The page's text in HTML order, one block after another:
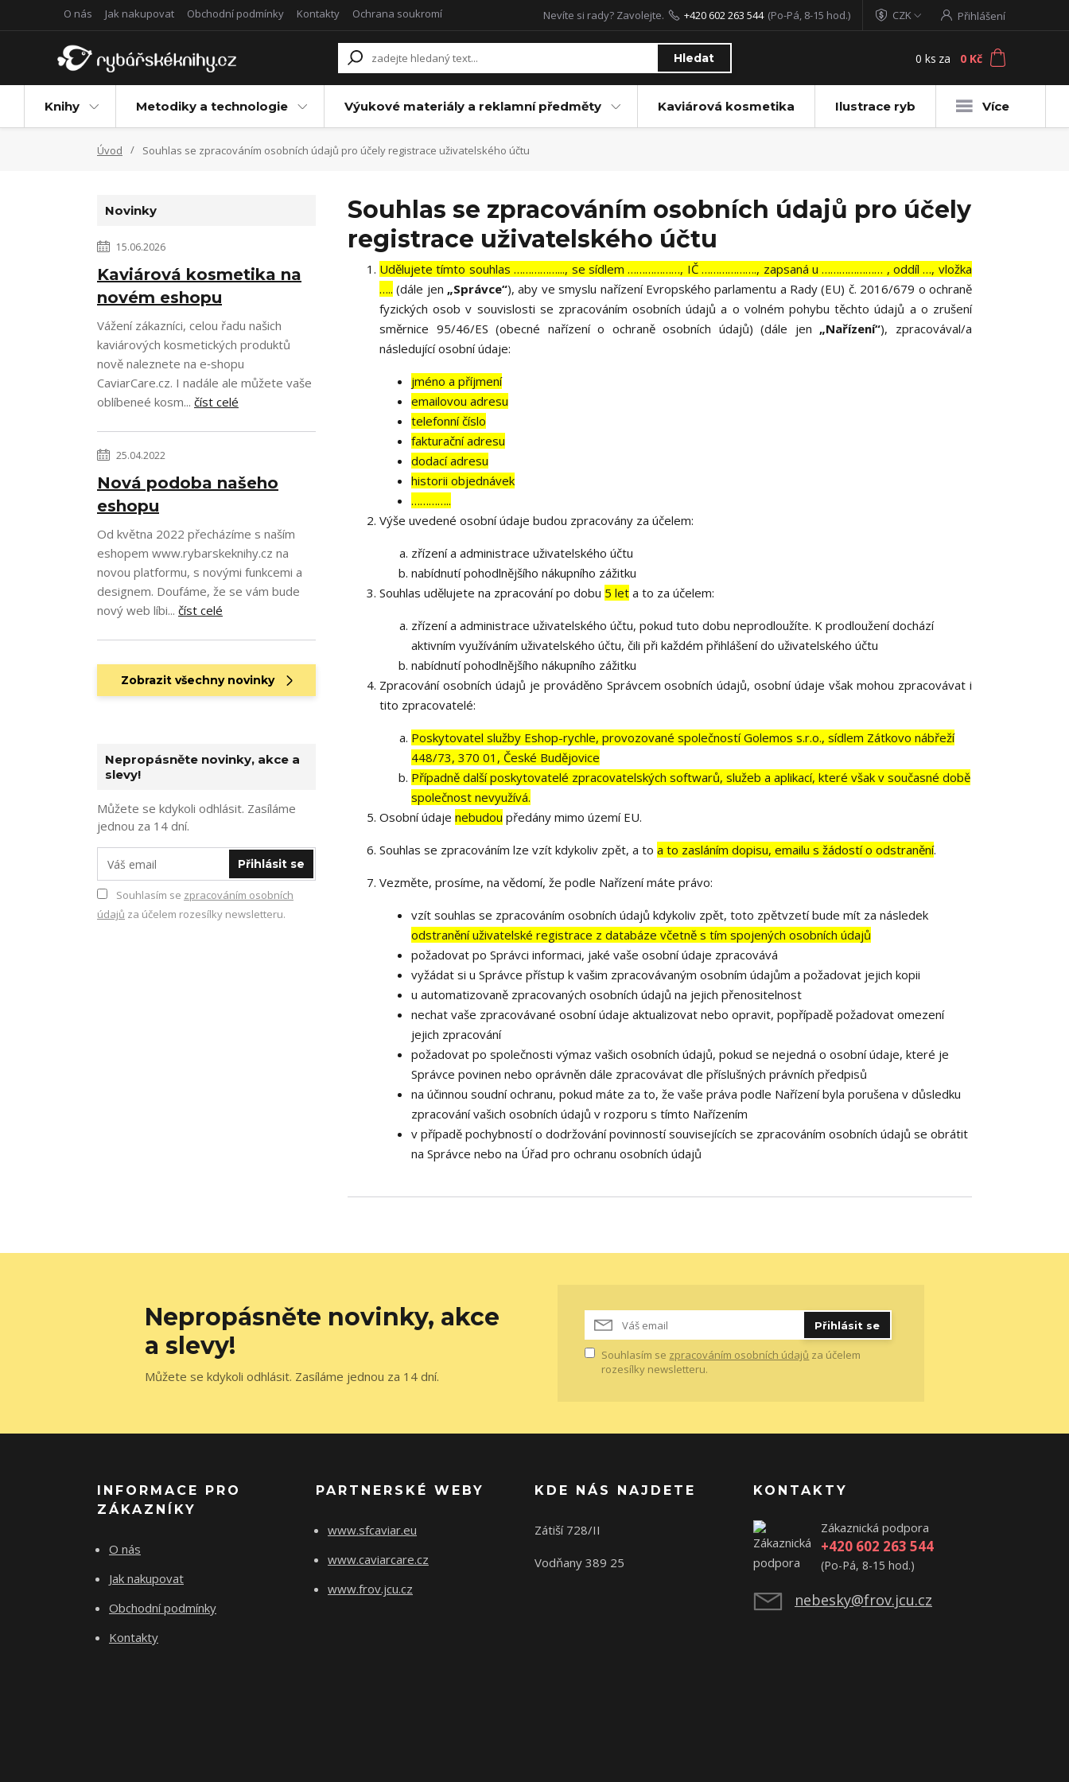
O nás Jak nakupovat Obchodní podmínky Kontakty Ochrana soukromí CZK Přihlášení
Hledat
Nevíte si rady? Zavolejte. +420 602 263 544 (Po-Pá, 8-15 hod.)
0 ks za 0 Kč
Knihy Metodiky a technologie Výukové materiály a reklamní předměty Kaviárová kosmetika Ilustrace ryb Více
Úvod Souhlas se zpracováním osobních údajů pro účely registrace uživatelského účtu
Novinky
15.06.2026
Kaviárová kosmetika na
novém eshopu
Vážení zákazníci, celou řadu našich
kaviárových kosmetických produktů
nově naleznete na e‑shopu
CaviarCare.cz. I nadále ale můžete vaše
oblíbeneé kosm... číst celé
25.04.2022
Nová podoba našeho
eshopu
Od května 2022 přecházíme s naším
eshopem www.rybarskeknihy.cz na
novou platformu, s novými funkcemi a
designem. Doufáme, že se vám bude
nový web líbi... číst celé
Zobrazit všechny novinky
Nepropásněte novinky, akce a
slevy!
Můžete se kdykoli odhlásit. Zasíláme
jednou za 14 dní.
Přihlásit se
Souhlasím se zpracováním osobních
údajů za účelem rozesílky newsletteru.
Souhlas se zpracováním osobních údajů pro účely
registrace uživatelského účtu
Udělujete tímto souhlas ……………..., se sídlem ………………, IČ ………………., zapsaná u ………………… , oddíl …, vložka
….. (dále jen „Správce“), aby ve smyslu nařízení Evropského parlamentu a Rady (EU) č. 2016/679 o ochraně
fyzických osob v souvislosti se zpracováním osobních údajů a o volném pohybu těchto údajů a o zrušení
směrnice 95/46/ES (obecné nařízení o ochraně osobních údajů) (dále jen „Nařízení“), zpracovával/a
následující osobní údaje:
jméno a příjmení
emailovou adresu
telefonní číslo
fakturační adresu
dodací adresu
historii objednávek
…………..
Výše uvedené osobní údaje budou zpracovány za účelem:
zřízení a administrace uživatelského účtu
nabídnutí pohodlnějšího nákupního zážitku
Souhlas udělujete na zpracování po dobu 5 leta to za účelem:
zřízení a administrace uživatelského účtu, pokud tuto dobu neprodloužíte. K prodloužení dochází
aktivním využíváním uživatelského účtu, čili při každém přihlášení do uživatelského účtu
nabídnutí pohodlnějšího nákupního zážitku
Zpracování osobních údajů je prováděno Správcem osobních údajů, osobní údaje však mohou zpracovávat i
tito zpracovatelé:
Poskytovatel služby Eshop-rychle, provozované společností Golemos s.r.o., sídlem Zátkovo nábřeží
448/73, 370 01, České Budějovice
Případně další poskytovatelé zpracovatelských softwarů, služeb a aplikací, které však v současné době
společnost nevyužívá.
Osobní údaje nebudou předány mimo území EU.
Souhlas se zpracováním lze vzít kdykoliv zpět, a to a to zasláním dopisu, emailu s žádostí o odstranění.
Vezměte, prosíme, na vědomí, že podle Nařízení máte právo:
vzít souhlas se zpracováním osobních údajů kdykoliv zpět, toto zpětvzetí bude mít za následek
odstranění uživatelské registrace z databáze včetně s tím spojených osobních údajů
požadovat po Správci informaci, jaké vaše osobní údaje zpracovává
vyžádat si u Správce přístup k vašim zpracovávaným osobním údajům a požadovat jejich kopii
u automatizovaně zpracovaných osobních údajů na jejich přenositelnost
nechat vaše zpracovávané osobní údaje aktualizovat nebo opravit, popřípadě požadovat omezení
jejich zpracování
požadovat po společnosti výmaz vašich osobních údajů, pokud se nejedná o osobní údaje, které je
Správce povinen nebo oprávněn dále zpracovávat dle příslušných právních předpisů
na účinnou soudní ochranu, pokud máte za to, že vaše práva podle Nařízení byla porušena v důsledku
zpracování vašich osobních údajů v rozporu s tímto Nařízením
v případě pochybností o dodržování povinností souvisejících se zpracováním osobních údajů se obrátit
na Správce nebo na Úřad pro ochranu osobních údajů
Nepropásněte novinky, akce
a slevy!
Můžete se kdykoli odhlásit. Zasíláme jednou za 14 dní.
Přihlásit se
Souhlasím se zpracováním osobních údajů za účelem
rozesílky newsletteru.
INFORMACE PRO
ZÁKAZNÍKY
O nás
Jak nakupovat
Obchodní podmínky
Kontakty
PARTNERSKÉ WEBY
www.sfcaviar.eu
www.caviarcare.cz
www.frov.jcu.cz
KDE NÁS NAJDETE
Zátiší 728/II
Vodňany 389 25
KONTAKTY
Zákaznická podpora
+420 602 263 544
(Po-Pá, 8-15 hod.)
nebesky@frov.jcu.cz